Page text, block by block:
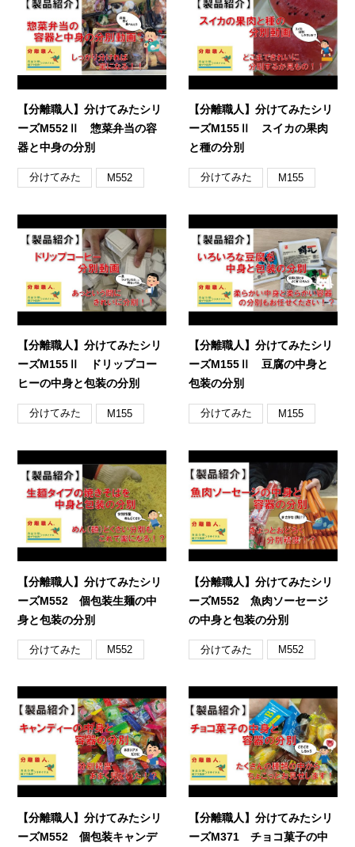
【分離職人】分けてみたシリ
ーズM552Ⅱ 惣菜弁当の容
器と中身の分別
分けてみた M552
【分離職人】分けてみたシリ
ーズM155Ⅱ スイカの果肉
と種の分別
分けてみた M155
【分離職人】分けてみたシリ
ーズM155Ⅱ ドリップコー
ヒーの中身と包装の分別
分けてみた M155
【分離職人】分けてみたシリ
ーズM155Ⅱ 豆腐の中身と
包装の分別
分けてみた M155
【分離職人】分けてみたシリ
ーズM552 個包装生麺の中
身と包装の分別
分けてみた M552
【分離職人】分けてみたシリ
ーズM552 魚肉ソーセージ
の中身と包装の分別
分けてみた M552
【分離職人】分けてみたシリ
ーズM552 個包装キャンデ
【分離職人】分けてみたシリ
ーズM371 チョコ菓子の中